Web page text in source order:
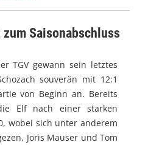
Saisonabschluss
TGV gewann sein letztes
souverän mit 12:1
von Beginn an. Bereits
Elf nach einer starken
wobei sich unter anderem
Joris Mauser und Tom